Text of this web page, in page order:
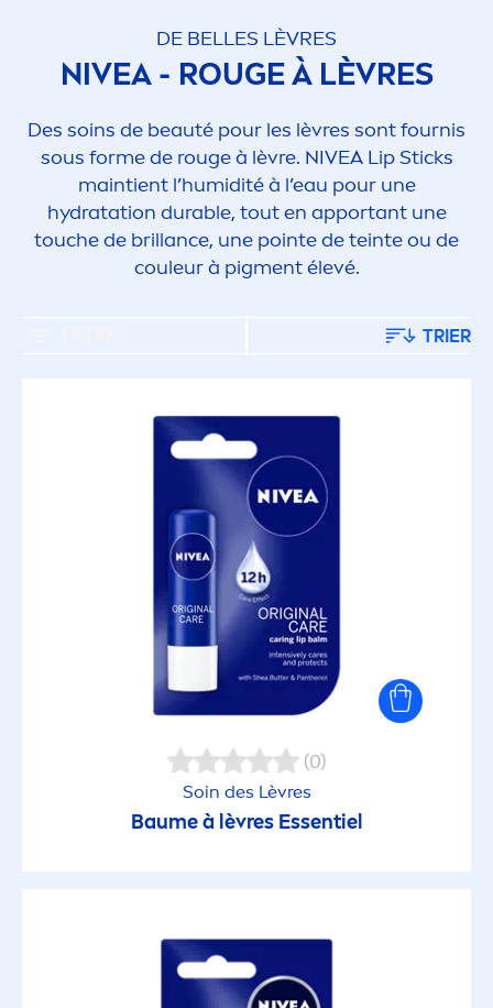
DE BELLES LÈVRES
NIVEA- ROUGE À LÈVRES
Des soins de beauté pour les lèvres sont fournis
sous forme de rouge à lèvre. NIVEA LipSticks
maintient l’humidité à l’eau pour une
hydratation durable, tout en apportant une
touche de brillance, une pointe de teinte ou de
couleur à pigment élevé.
TRIER
(0)
Soin des Lèvres
Baume à lèvres Essentiel